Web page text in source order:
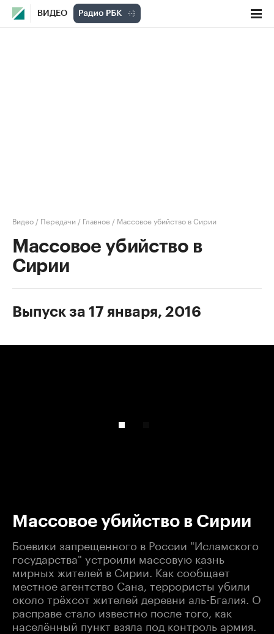
ВИДЕО
Видео / Передачи / Главное / Массовое убийство в Сирии
Массовое убийство в
Сирии
Выпуск за 17 января, 2016
Массовое убийство в Сирии
Боевики запрещенного в России "Исламского
государства" устроили массовую казнь
мирных жителей в Сирии. Как сообщает
местное агентство Сана, террористы убили
около трёхсот жителей деревни аль-Бгалия. О
расправе стало известно после того, как
населённый пункт взяла под контроль армия.